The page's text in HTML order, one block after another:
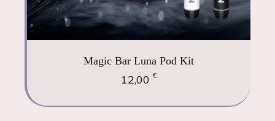
Magic Bar Luna Pod Kit
12,00 €